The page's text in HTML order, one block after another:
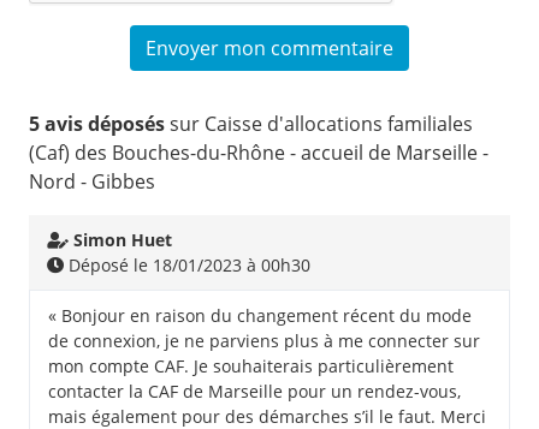
5 avis déposéssur Caisse d'allocations familiales
(Caf) des Bouches-du-Rhône - accueil de Marseille -
Nord - Gibbes
Simon Huet
Déposé le 18/01/2023 à 00h30
« Bonjour en raison du changement récent du mode
de connexion, je ne parviens plus à me connecter sur
mon compte CAF. Je souhaiterais particulièrement
contacter la CAF de Marseille pour un rendez-vous,
mais également pour des démarches s’il le faut. Merci